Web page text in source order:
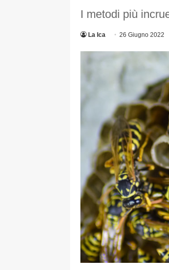
I metodi più
La Ica 26 Giugno 2022